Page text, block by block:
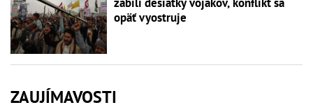
opäť vyostruje
ZAUJÍMAVOSTI